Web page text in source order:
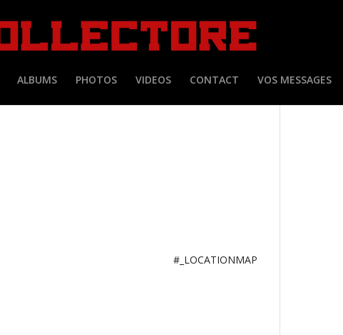
ALBUMS PHOTOS VIDEOS CONTACT VOS MESSAGES
#_LOCATIONMAP